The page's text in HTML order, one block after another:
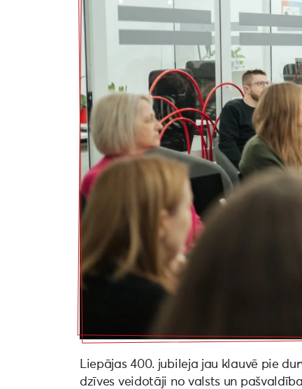
Liepājas 400. jubileja jau klauvē pie
dzīves veidotāji no valsts un